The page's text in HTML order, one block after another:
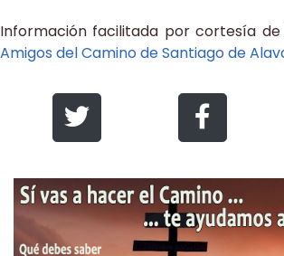
Información facilitada por cortesía
Amigos del Camino de Santiago de